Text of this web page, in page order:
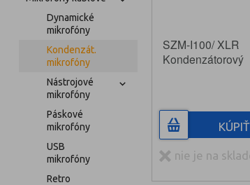
Dynamické
mikrofóny
Kondenzát.
mikrofóny
Nástrojové
mikrofóny
Páskové
mikrofóny
USB
mikrofóny
Retro
SZM-I100/ XLR
Kondenzátorový
nástrojový
KÚPIŤ
nie je na